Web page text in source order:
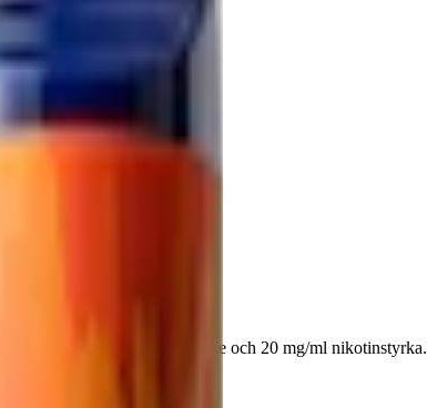
med 2 ml e-juice och 20 mg/ml nikotinstyrka.